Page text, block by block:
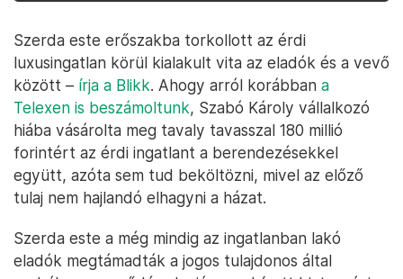
Szerda este erőszakba torkollott az érdi
luxusingatlan körül kialakult vita az eladók és a vevő
között – írja a Blikk. Ahogy arról korábban a
Telexen is beszámoltunk, Szabó Károly vállalkozó
hiába vásárolta meg tavaly tavasszal 180 millió
forintért az érdi ingatlant a berendezésekkel
együtt, azóta sem tud beköltözni, mivel az előző
tulaj nem hajlandó elhagyni a házat.
Szerda este a még mindig az ingatlanban lakó
eladók megtámadták a jogos tulajdonos által